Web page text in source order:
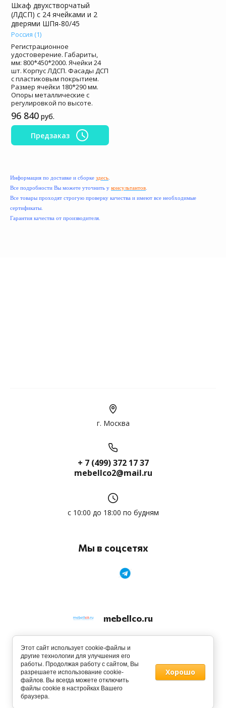
Шкаф двухстворчатый
(ЛДСП) с 24 ячейками и 2
дверями ШПя-80/45
Россия (1)
Регистрационное
удостоверение. Габариты,
мм: 800*450*2000. Ячейки 24
шт. Корпус ЛДСП. Фасады ДСП
с пластиковым покрытием.
Размер ячейки 180*290 мм.
Опоры металлические с
регулировкой по высоте.
96 840 руб.
Предзаказ
Информация по доставке и сборке здесь
Все подробности Вы можете уточнить у консультантов
Все товары проходят строгую проверку качества и имеют все необходимые
сертификаты.
Гарантия качества от производителя.
mebellco.ru
© 2013 - 2026
г. Москва
+ 7 (499) 372 17 37
mebellco2@mail.ru
с 10:00 до 18:00 по будням
Мы в соцсетях
Заказ, разработка,
Этот сайт использует cookie-файлы и
другие технологии для улучшения его
работы. Продолжая работу с сайтом, Вы
разрешаете использование cookie-
файлов. Вы всегда можете отключить
файлы cookie в настройках Вашего
браузера.
Хорошо